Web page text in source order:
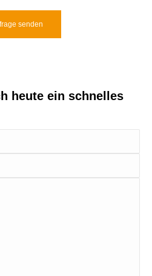
senden
heute ein schnelles